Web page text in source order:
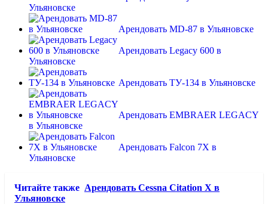
Ульяновске
Арендовать MD-87 в Ульяновске
Арендовать Legacy 600 в
Ульяновске
Арендовать ТУ-134 в Ульяновске
Арендовать EMBRAER LEGACY
в Ульяновске
Арендовать Falcon 7X в
Ульяновске
Читайте также Арендовать Cessna Citation X в
Ульяновске